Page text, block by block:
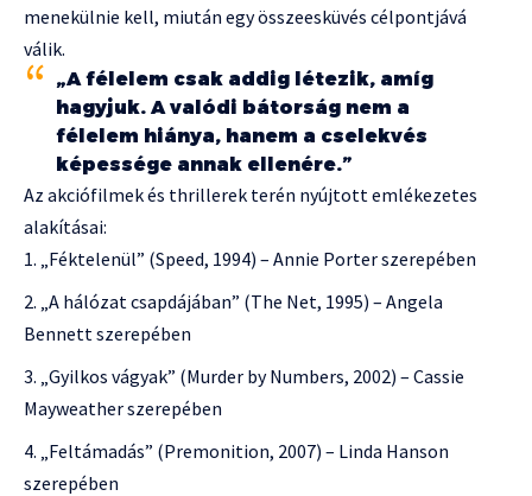
menekülnie kell, miután egy összeesküvés célpontjává
válik.
„A félelem csak addig létezik, amíg
hagyjuk. A valódi bátorság nem a
félelem hiánya, hanem a cselekvés
képessége annak ellenére.”
Az akciófilmek és thrillerek terén nyújtott emlékezetes
alakításai:
„Féktelenül” (Speed, 1994) – Annie Porter szerepében
„A hálózat csapdájában” (The Net, 1995) – Angela
Bennett szerepében
„Gyilkos vágyak” (Murder by Numbers, 2002) – Cassie
Mayweather szerepében
„Feltámadás” (Premonition, 2007) – Linda Hanson
szerepében